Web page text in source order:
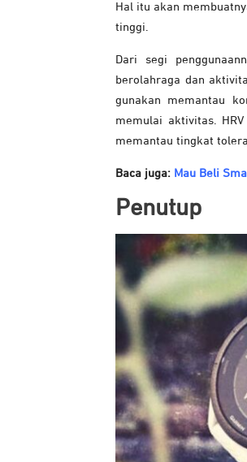
Hal itu akan
tinggi.
Dari segi
berolahraga dan
gunakan memantau
memulai aktivitas.
memantau tingkat
Baca juga: Mau Beli
Penutup